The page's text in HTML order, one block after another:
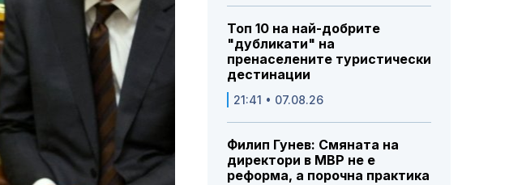
Топ 10 на най-добрите
"дубликати" на
пренаселените туристически
дестинации
21:41 • 07.08.26
Филип Гунев: Смяната на
директори в МВР не е
реформа, а порочна практика